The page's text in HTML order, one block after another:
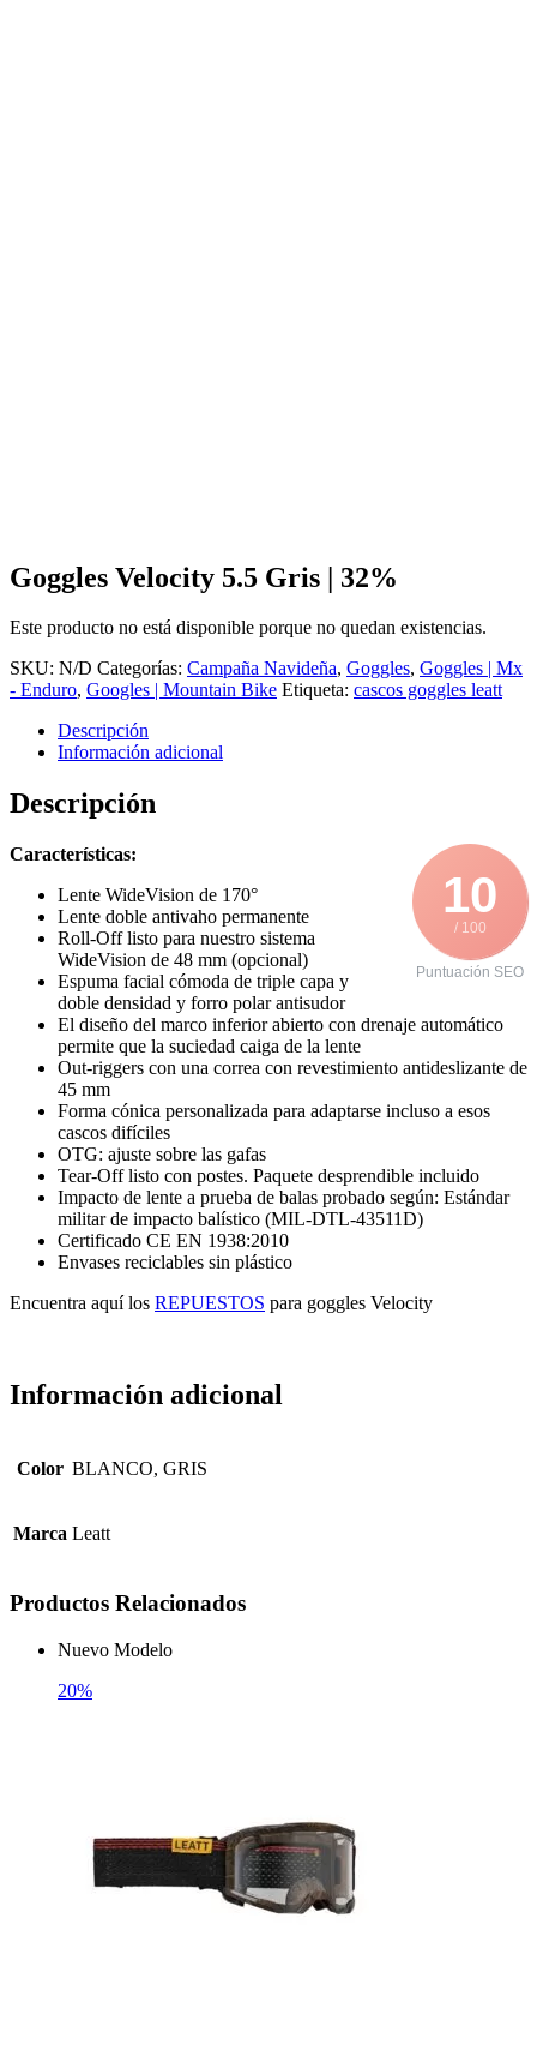
Goggles Velocity 5.5 Gris | 32%
Este producto no está disponible porque no quedan existencias.
SKU: N/D Categorías: Campaña Navideña, Goggles, Goggles | Mx
- Enduro, Googles | Mountain Bike Etiqueta: cascos goggles leatt
Descripción
Información adicional
Descripción
10
/ 100
Puntuación SEO
Características:
Lente WideVision de 170°
Lente doble antivaho permanente
Roll-Off listo para nuestro sistema
WideVision de 48 mm (opcional)
Espuma facial cómoda de triple capa y
doble densidad y forro polar antisudor
El diseño del marco inferior abierto con drenaje automático
permite que la suciedad caiga de la lente
Out-riggers con una correa con revestimiento antideslizante de
45 mm
Forma cónica personalizada para adaptarse incluso a esos
cascos difíciles
OTG: ajuste sobre las gafas
Tear-Off listo con postes. Paquete desprendible incluido
Impacto de lente a prueba de balas probado según: Estándar
militar de impacto balístico (MIL-DTL-43511D)
Certificado CE EN 1938:2010
Envases reciclables sin plástico
Encuentra aquí los REPUESTOS para goggles Velocity
Información adicional
Color BLANCO, GRIS
Marca Leatt
Productos Relacionados
Nuevo Modelo
20%